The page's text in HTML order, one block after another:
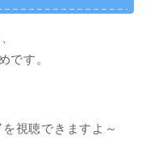
です。
を視聴できますよ～